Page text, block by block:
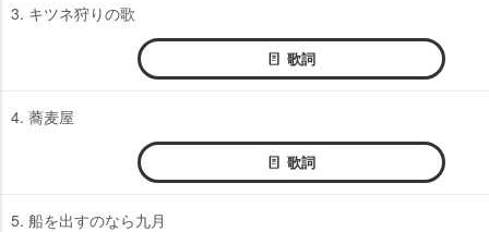
3. キツネ狩りの歌
歌詞
4. 蕎麦屋
歌詞
5. 船を出すのなら九月